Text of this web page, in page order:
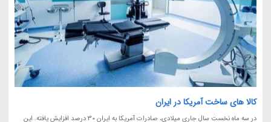
کالا های ساخت آمریکا در ایران
در سه ماه نخست سال جاری میلادی، صادرات آمریکا به ایران 30 درصد افزایش یافته. این